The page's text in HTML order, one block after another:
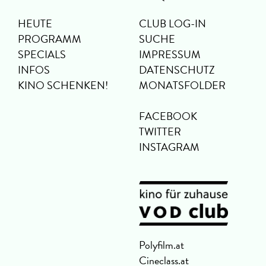
HEUTE
PROGRAMM
SPECIALS
INFOS
KINO SCHENKEN!
CLUB LOG-IN
SUCHE
IMPRESSUM
DATENSCHUTZ
MONATSFOLDER
FACEBOOK
TWITTER
INSTAGRAM
Polyfilm.at
Cineclass.at